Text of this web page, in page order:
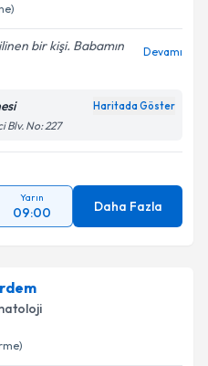
ilişkin
kabul ediyorum.
bir kişi. Babamın
Devamı
Haritada Göster
Blv. No: 227
Yarın
09:00 Daha Fazla